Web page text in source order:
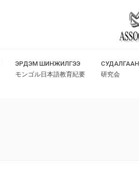
ЭРДЭМ ШИНЖИЛГЭЭ
モンゴル日本語教育紀要
研究会